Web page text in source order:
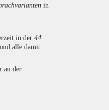
in
in der 44.
alle damit
an der